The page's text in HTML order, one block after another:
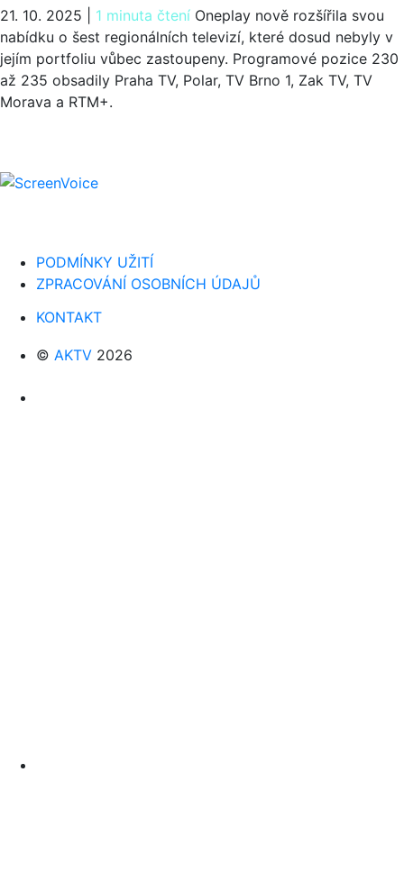
21. 10. 2025 1 minuta čtení Oneplay nově rozšířila svou
nabídku o šest regionálních televizí, které dosud nebyly v
jejím portfoliu vůbec zastoupeny. Programové pozice 230
až 235 obsadily Praha TV, Polar, TV Brno 1, Zak TV, TV
Morava a RTM+.
PODMÍNKY UŽITÍ
ZPRACOVÁNÍ OSOBNÍCH ÚDAJŮ
KONTAKT
© AKTV 2026